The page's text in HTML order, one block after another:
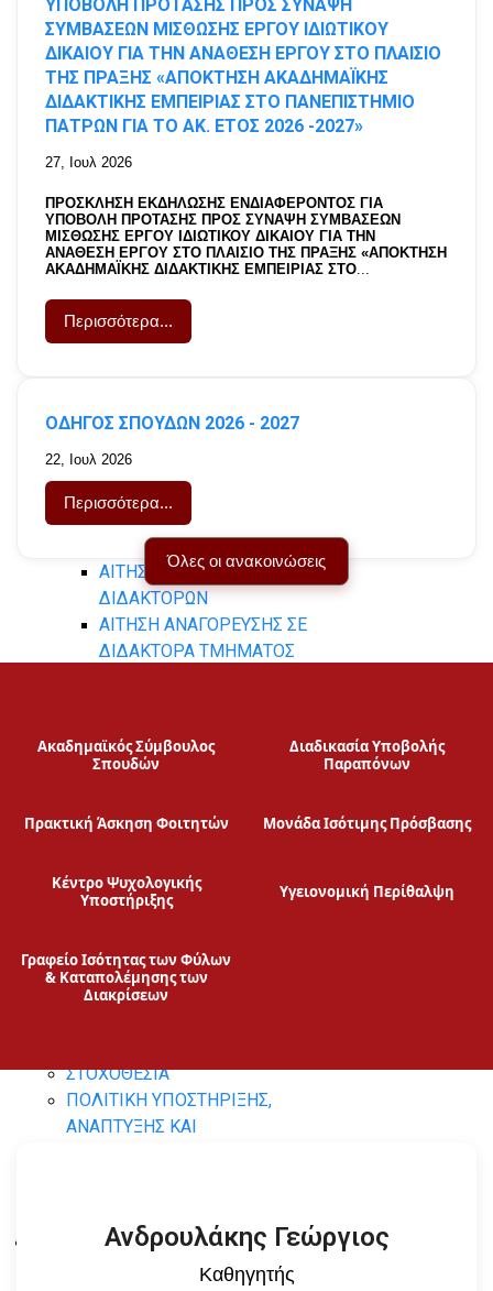
ΑΙΤΗΣΗ ΔΙΑΓΡΑΦΗΣ
ΦΟΙΤΗΣΗΣ
ΑΙΤΗΣΗ ΜΕΡΙΚΗΣ ΦΟΙΤΗΣΗΣ
ΑΙΤΗΣΗ ΑΝΑΓΝΩΡΙΣΗΣ
ΜΑΘΗΜΑΤΩΝ
ΑΙΤΗΣΗ ΠΕΡΑΤΩΣΗΣ
ΑΙΤΗΣΗ ΕΚΔΟΣΗΣ ΒΕΒΑΙΩΣΗΣ
ΕΞΕΤΑΖΟΜΕΝΟΥ
ΑΙΤΗΣΗ ΚΑΤΑΘΕΣΗΣ
ΑΙΤΗΣΗ ΕΚΠΟΝΗΣΗΣ
ΠΤΥΧΙΑΚΗΣ ΕΡΓΑΣΙΑΣ
ΑΙΤΗΣΗ ΑΝΑΣΤΟΛΗΣ
ΦΟΙΤΗΣΗΣ
ΑΙΤΗΣΗ ΔΙΑΓΡΑΦΗΣ
ΦΟΙΤΗΣΗΣ
ΑΙΤΗΣΗ ΟΡΚΩΜΟΣΙΑΣ
ΔΙΔΑΚΤΟΡΩΝ
ΑΙΤΗΣΗ ΑΝΑΓΟΡΕΥΣΗΣ ΣΕ
ΔΙΔΑΚΤΟΡΑ ΤΜΗΜΑΤΟΣ
ΕΠΙΤΗΡΗΤΗ
ΔΙΑΣΦΑΛΙΣΗ ΠΟΙΟΤΗΤΑΣ
ΠΙΣΤΟΠΟΙΗΣΗ Π.Σ
EXTERNAL EVALUATION
ΑΚΑΔΗΜΑΪΚΟΥ ΕΤΟΥΣ 2017-
2018
ΣΤΟΧΟΘΕΣΙΑ
ΠΟΛΙΤΙΚΗ ΥΠΟΣΤΗΡΙΞΗΣ,
ΑΝΑΠΤΥΞΗΣ ΚΑΙ
ΕΠΙΚΟΙΝΩΝΙΑ
ΥΠΟΒΟΛΗ ΠΡΟΤΑΣΗΣ ΠΡΟΣ ΣΥΝΑΨΗ
ΣΥΜΒΑΣΕΩΝ ΜΙΣΘΩΣΗΣ ΕΡΓΟΥ ΙΔΙΩΤΙΚΟΥ
ΔΙΚΑΙΟΥ ΓΙΑ ΤΗΝ ΑΝΑΘΕΣΗ ΕΡΓΟΥ ΣΤΟ ΠΛΑΙΣΙΟ
ΤΗΣ ΠΡΑΞΗΣ «ΑΠΟΚΤΗΣΗ ΑΚΑΔΗΜΑΪΚΗΣ
ΔΙΔΑΚΤΙΚΗΣ ΕΜΠΕΙΡΙΑΣ ΣΤΟ ΠΑΝΕΠΙΣΤΗΜΙΟ
ΠΑΤΡΩΝ ΓΙΑ ΤΟ ΑΚ. ΕΤΟΣ 2026 -2027»
27, Ιουλ 2026
ΠΡΟΣΚΛΗΣΗ ΕΚΔΗΛΩΣΗΣ ΕΝΔΙΑΦΕΡΟΝΤΟΣ ΓΙΑ
ΥΠΟΒΟΛΗ ΠΡΟΤΑΣΗΣ ΠΡΟΣ ΣΥΝΑΨΗ ΣΥΜΒΑΣΕΩΝ
ΜΙΣΘΩΣΗΣ ΕΡΓΟΥ ΙΔΙΩΤΙΚΟΥ ΔΙΚΑΙΟΥ ΓΙΑ ΤΗΝ
ΑΝΑΘΕΣΗ ΕΡΓΟΥ ΣΤΟ ΠΛΑΙΣΙΟ ΤΗΣ ΠΡΑΞΗΣ «ΑΠΟΚΤΗΣΗ
ΑΚΑΔΗΜΑΪΚΗΣ ΔΙΔΑΚΤΙΚΗΣ ΕΜΠΕΙΡΙΑΣ ΣΤΟ...
Περισσότερα...
ΟΔΗΓΟΣ ΣΠΟΥΔΩΝ 2026 - 2027
22, Ιουλ 2026
Περισσότερα...
Όλες οι ανακοινώσεις
Ακαδημαϊκός Σύμβουλος
Σπουδών
Διαδικασία Υποβολής
Παραπόνων
Πρακτική Άσκηση Φοιτητών Μονάδα Ισότιμης Πρόσβασης
Κέντρο Ψυχολογικής
Υποστήριξης
Υγειονομική Περίθαλψη
Γραφείο Ισότητας των Φύλων
& Καταπολέμησης των
Διακρίσεων
Ανδρουλάκης Γεώργιος
Καθηγητής